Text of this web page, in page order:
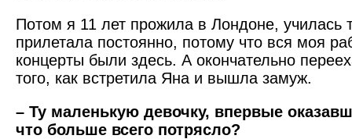
Потом я 11 лет прожила в Лондоне,
прилетала постоянно, потому что вся моя
концерты были здесь. А окончательно
того, как встретила Яна и вышла замуж.
– Ту маленькую девочку, впервые
что больше всего потрясло?